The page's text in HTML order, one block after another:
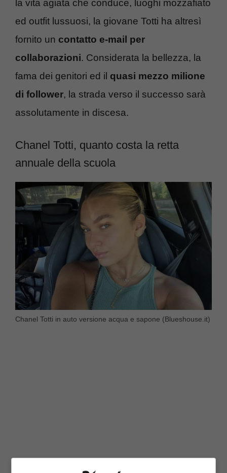
la vita agiata che conduce, luoghi mozzafiato
ed outfit lussuosi, la giovane Totti ha altresì
fornito un contatto e-mail per
collaborazioni. Considerata la bellezza, la
fama dei genitori ed il quasi mezzo milione
di follower, la strada verso il successo sarà
assolutamente in discesa.
Chanel Totti, quanto costa la retta
annuale della scuola
Chanel Totti in auto versione acqua e sapone (Blueshouse.it)